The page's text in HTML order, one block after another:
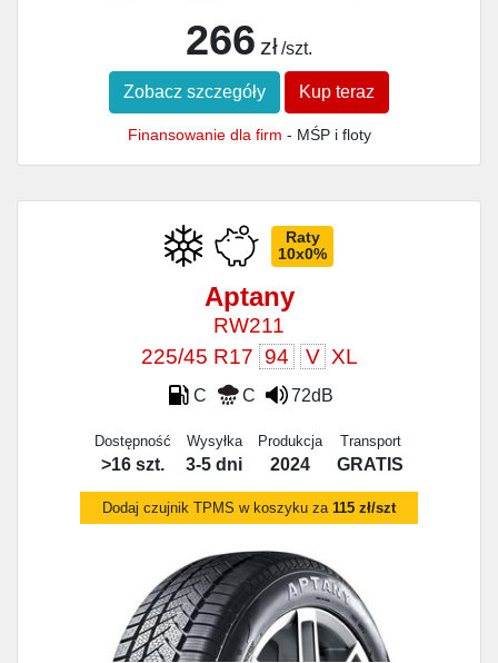
266 zł /szt.
Zobacz szczegóły Kup teraz
Finansowanie dla firm - MŚP i floty
Raty
10x0%
Aptany
RW211
225/45 R17 94 V XL
C C 72dB
Dostępność
>16 szt.
Wysyłka
3-5 dni
Produkcja
2024
Transport
GRATIS
Dodaj czujnik TPMS w koszyku za 115 zł/szt